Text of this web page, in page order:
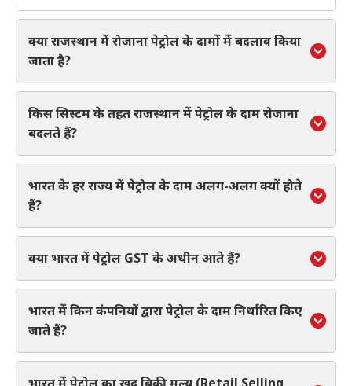
क्या राजस्थान में रोजाना पेट्रोल के दामों में बदलाव किया
जाता है?
किस सिस्टम के तहत राजस्थान में पेट्रोल के दाम रोजाना
बदलते हैं?
भारत के हर राज्य में पेट्रोल के दाम अलग-अलग क्यों होते
हैं?
क्या भारत में पेट्रोल GST के अधीन आते हैं?
भारत में किन कंपनियों द्वारा पेट्रोल के दाम निर्धारित किए
जाते हैं?